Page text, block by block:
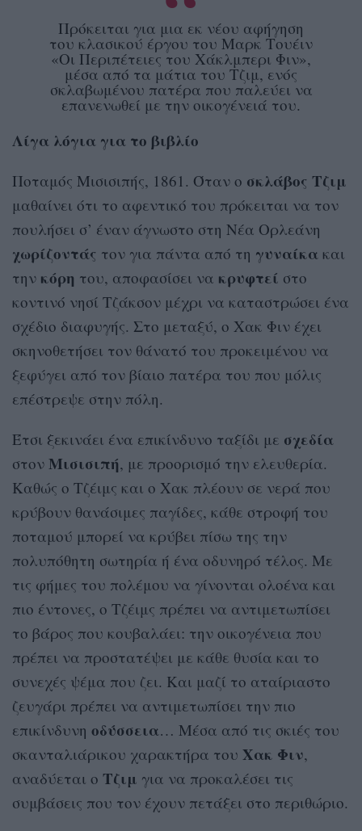
Πρόκειται για μια εκ νέου αφήγηση
του κλασικού έργου του Μαρκ Τουέιν
«Οι Περιπέτειες του Χάκλμπερι Φιν»,
μέσα από τα μάτια του Τζιμ, ενός
σκλαβωμένου πατέρα που παλεύει να
επανενωθεί με την οικογένειά του.
Λίγα λόγια για το βιβλίο
Ποταμός Μισισιπής, 1861. Όταν ο σκλάβος Τζιμ
μαθαίνει ότι το αφεντικό του πρόκειται να τον
πουλήσει σ’ έναν άγνωστο στη Νέα Ορλεάνη
χωρίζοντάς τον για πάντα από τη γυναίκα και
την κόρη του, αποφασίσει να κρυφτεί στο
κοντινό νησί Τζάκσον μέχρι να καταστρώσει ένα
σχέδιο διαφυγής. Στο μεταξύ, ο Χακ Φιν έχει
σκηνοθετήσει τον θάνατό του προκειμένου να
ξεφύγει από τον βίαιο πατέρα του που μόλις
επέστρεψε στην πόλη.
Έτσι ξεκινάει ένα επικίνδυνο ταξίδι με σχεδία
στον Μισισιπή, με προορισμό την ελευθερία.
Καθώς ο Τζέιμς και ο Χακ πλέουν σε νερά που
κρύβουν θανάσιμες παγίδες, κάθε στροφή του
ποταμού μπορεί να κρύβει πίσω της την
πολυπόθητη σωτηρία ή ένα οδυνηρό τέλος. Με
τις φήμες του πολέμου να γίνονται ολοένα και
πιο έντονες, ο Τζέιμς πρέπει να αντιμετωπίσει
το βάρος που κουβαλάει: την οικογένεια που
πρέπει να προστατέψει με κάθε θυσία και το
συνεχές ψέμα που ζει. Και μαζί το αταίριαστο
ζευγάρι πρέπει να αντιμετωπίσει την πιο
επικίνδυνη οδύσσεια… Μέσα από τις σκιές του
σκανταλιάρικου χαρακτήρα του Χακ Φιν,
αναδύεται ο Τζιμ για να προκαλέσει τις
συμβάσεις που τον έχουν πετάξει στο περιθώριο.